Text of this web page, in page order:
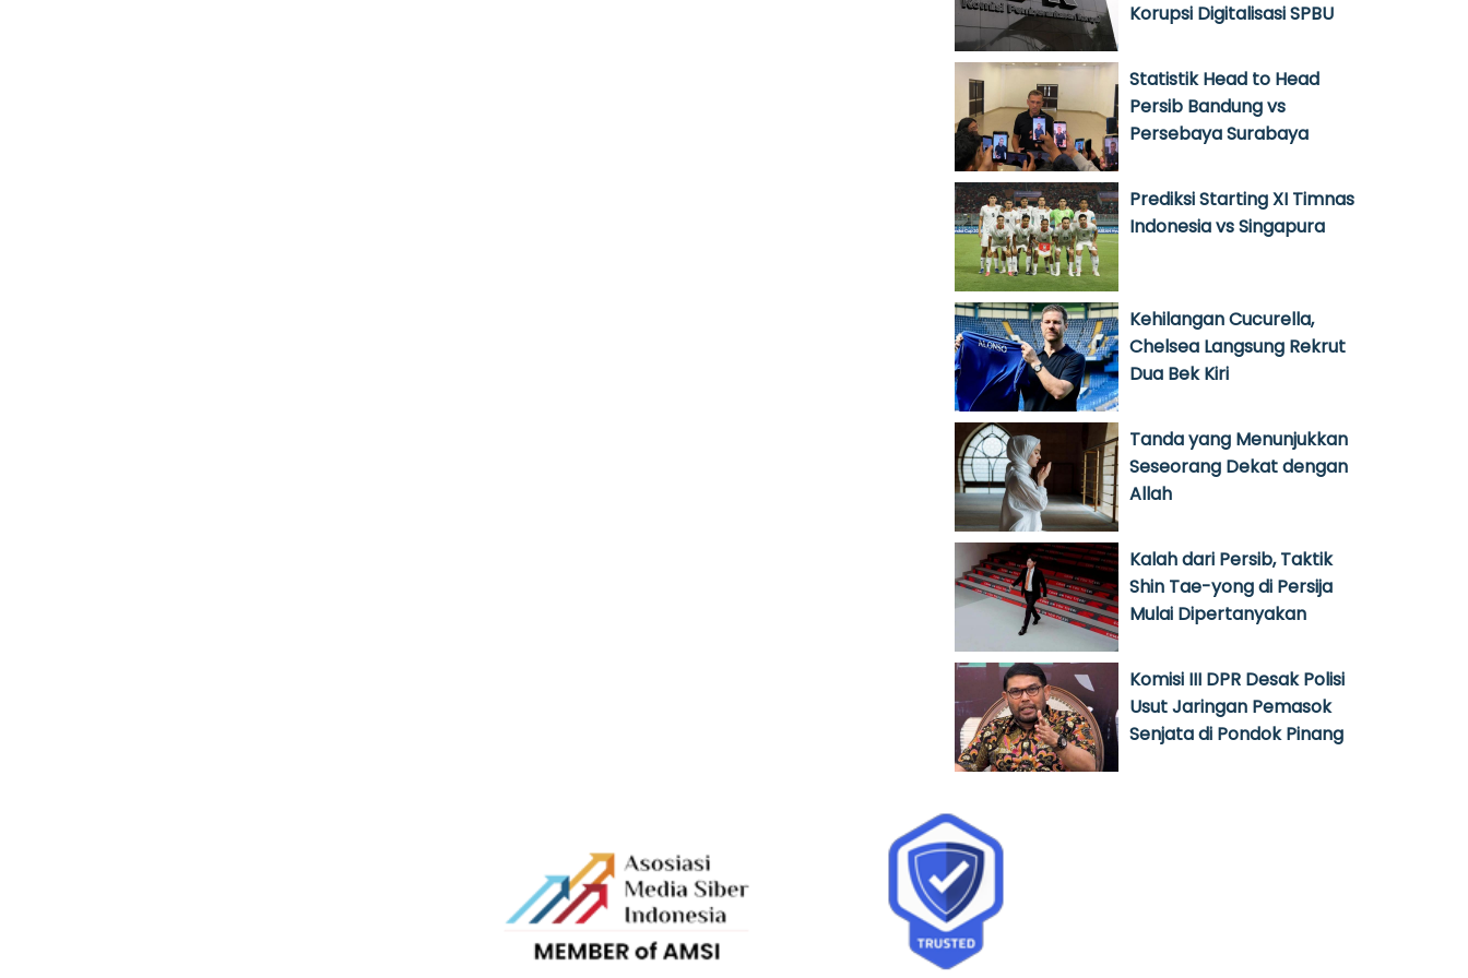
Korupsi Digitalisasi SPBU
Statistik Head to Head
Persib Bandung vs
Persebaya Surabaya
Prediksi Starting XI Timnas
Indonesia vs Singapura
Kehilangan Cucurella,
Chelsea Langsung Rekrut
Dua Bek Kiri
Tanda yang Menunjukkan
Seseorang Dekat dengan
Allah
Kalah dari Persib, Taktik
Shin Tae-yong di Persija
Mulai Dipertanyakan
Komisi III DPR Desak Polisi
Usut Jaringan Pemasok
Senjata di Pondok Pinang